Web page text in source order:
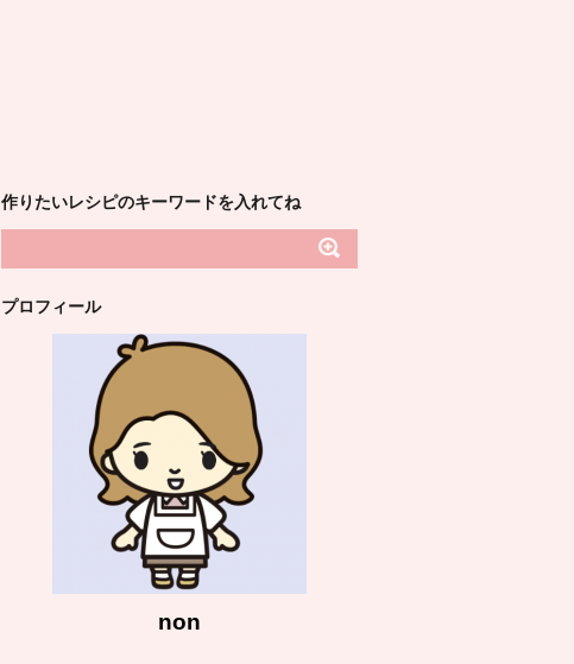
作りたいレシピのキーワードを入れてね
プロフィール
non